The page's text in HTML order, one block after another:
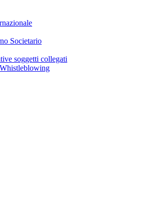
Societario
soggetti collegati